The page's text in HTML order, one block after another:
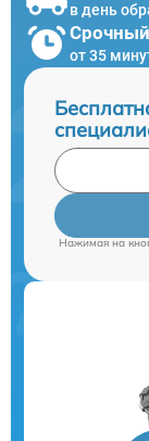
в день
от 35
Нажимая на